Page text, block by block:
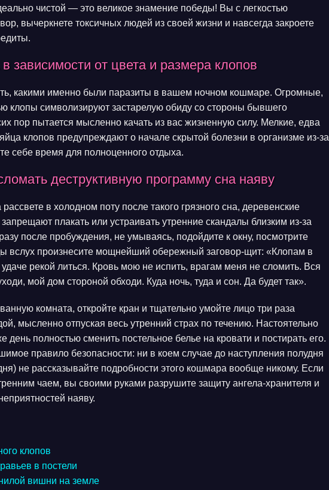
чистой — это великое знамение победы! Вы с легкостью
вычеркнете токсичных людей из своей жизни и навсегда закроете
зависимости от цвета и размера клопов
какими именно были паразиты в вашем ночном кошмаре. Огромные,
клопы символизируют застарелую обиду со стороны бывшего
пор пытается мысленно качать из вас жизненную силу. Мелкие, едва
клопов предупреждают о начале скрытой болезни в организме из-за
себе время для полноценного отдыха.
деструктивную программу сна наяву
в холодном поту после такого грязного сна, деревенские
запрещают плакать или устраивать утренние скандалы близким из-за
после пробуждения, не умываясь, подойдите к окну, посмотрите
вслух произнесите мощнейший обережный заговор-щит: «Клопам в
рекой литься. Кровь мою не испить, врагам меня не сломить. Вся
мой дом стороной обходи. Куда ночь, туда и сон. Да будет так».
комната, откройте кран и тщательно умойте лицо три раза
мысленно отпуская весь утренний страх по течению. Настоятельно
день полностью сменить постельное белье на кровати и постирать его.
правило безопасности: ни в коем случае до наступления полудня
не рассказывайте подробности этого кошмара вообще никому. Если
чаем, вы своими руками разрушите защиту ангела-хранителя и
наяву.
клопов
в постели
вишни на земле